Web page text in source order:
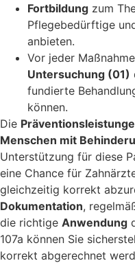
Fortbildung zum
Pflegebedürftige
anbieten.
Vor jeder
Untersuchung (01)
fundierte
können.
Die
Menschen mit
Unterstützung für diese
eine Chance für
gleichzeitig korrekt
Dokumentation,
die richtige Anwendung
107a können Sie
korrekt abgerechnet